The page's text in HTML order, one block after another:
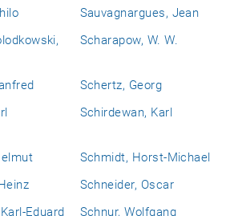
Sauvagnargues, Jean
Scharapow, W. W.
Schertz, Georg
Schirdewan, Karl
Schmidt, Horst-Michael
Schneider, Oscar
Eduard
Schnur, Wolfgang